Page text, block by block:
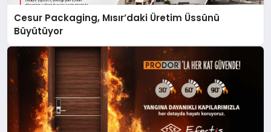
Cesur Packaging, Mısır’daki Üretim Üssünü
Büyütüyor